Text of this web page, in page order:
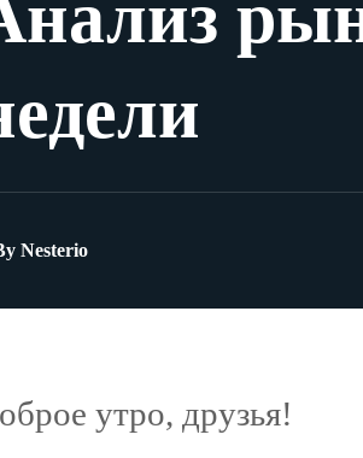
Nesterio
утро, друзья!